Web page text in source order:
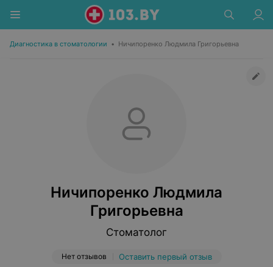
Диагностика в стоматологии • Ничипоренко Людмила Григорьевна
Ничипоренко Людмила
Григорьевна
Стоматолог
Нет отзывов Оставить первый отзыв